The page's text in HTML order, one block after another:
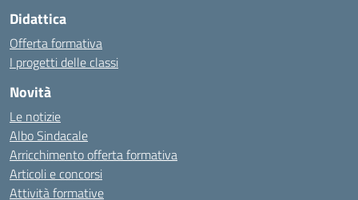
Didattica
Offerta formativa
I progetti delle classi
Novità
Le notizie
Albo Sindacale
Arricchimento offerta formativa
Articoli e concorsi
Attività formative